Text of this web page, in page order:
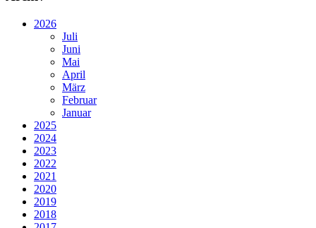
2026
Juli
Juni
Mai
April
März
Februar
Januar
2025
2024
2023
2022
2021
2020
2019
2018